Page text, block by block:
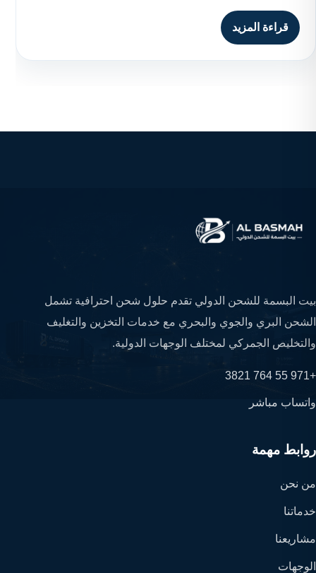
قراءة المزيد
بيت البسمة للشحن الدولي تقدم حلول شحن احترافية تشمل
الشحن البري والجوي والبحري مع خدمات التخزين والتغليف
والتخليص الجمركي لمختلف الوجهات الدولية.
+971 55 764 3821
واتساب مباشر
روابط مهمة
من نحن
خدماتنا
مشاريعنا
الوجهات